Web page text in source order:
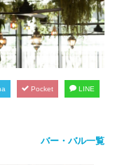
Pocket LINE
バー・バル一覧